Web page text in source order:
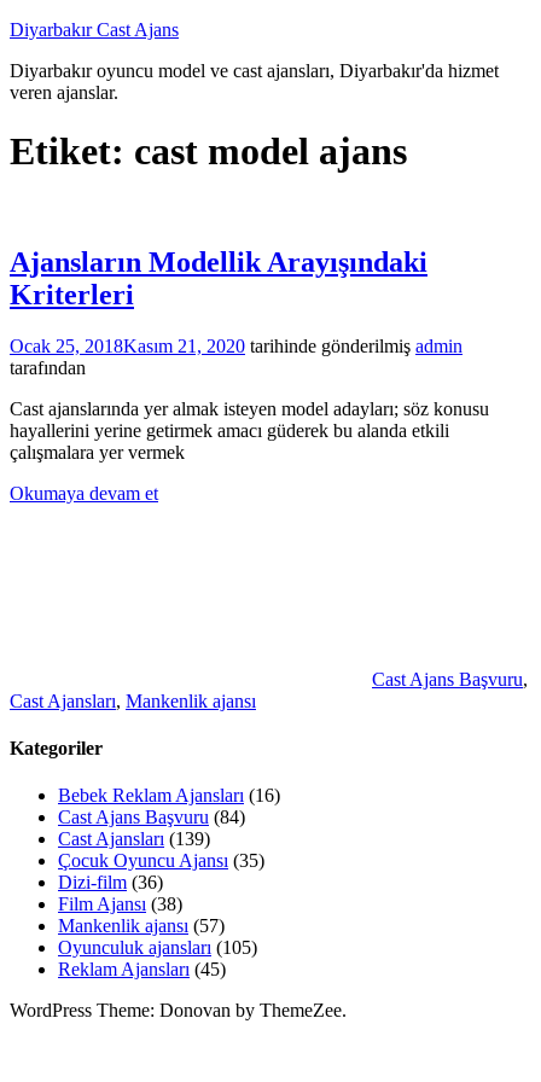
İçeriğe
Diyarbakır Cast Ajans
Diyarbakır oyuncu model ve cast ajansları, Diyarbakır'da hizmet
veren ajanslar.
Etiket: cast model ajans
Ajansların Modellik Arayışındaki
Kriterleri
Ocak 25, 2018Kasım 21, 2020 tarihinde gönderilmiş admin
tarafından
Cast ajanslarında yer almak isteyen model adayları; söz konusu
hayallerini yerine getirmek amacı güderek bu alanda etkili
çalışmalara yer vermek
Okumaya devam et
Cast Ajans Başvuru,
Cast Ajansları, Mankenlik ajansı
Kategoriler
Bebek Reklam Ajansları (16)
Cast Ajans Başvuru (84)
Cast Ajansları (139)
Çocuk Oyuncu Ajansı (35)
Dizi-film (36)
Film Ajansı (38)
Mankenlik ajansı (57)
Oyunculuk ajansları (105)
Reklam Ajansları (45)
WordPress Theme: Donovan by ThemeZee.